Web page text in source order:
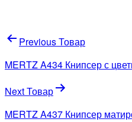
Навигация
по
записям
Previous Товар
MERTZ A434 Книпсер с
Next Товар
MERTZ A437 Книпсер